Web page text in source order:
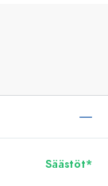
Säästöt*